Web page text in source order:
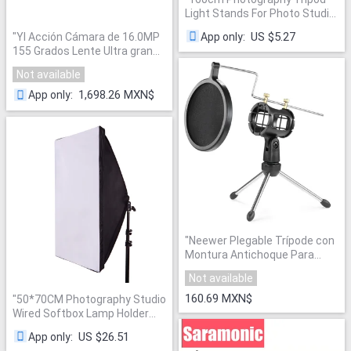
"YI Acción Cámara de 16.0MP
155 Grados Lente Ultra gran
Angular Incorporado WiFi 1080
P 60/30fps 3D Ruido
reducción de Deportes Mini
Not available
App only: 1,698.26 MXN$
"50*70CM Photography Studio
Wired Softbox Lamp Holder
with E27 Socket for Studio
Continuous Lighting With
App only: US $26.51
Light Stands For Photo Studio
Relfectors Softboxe Lame
Backgrounds Video Lighting
Studio Kits"
App only: US $5.27
"Neewer Plegable Trípode con
Montura Antichoque Para
Micrófono Soporte de
Micrófono de Escritorio y
Doble-Net Filtro Pop Para
Podcasts de Internet Chat"
Not available
160.69 MXN$